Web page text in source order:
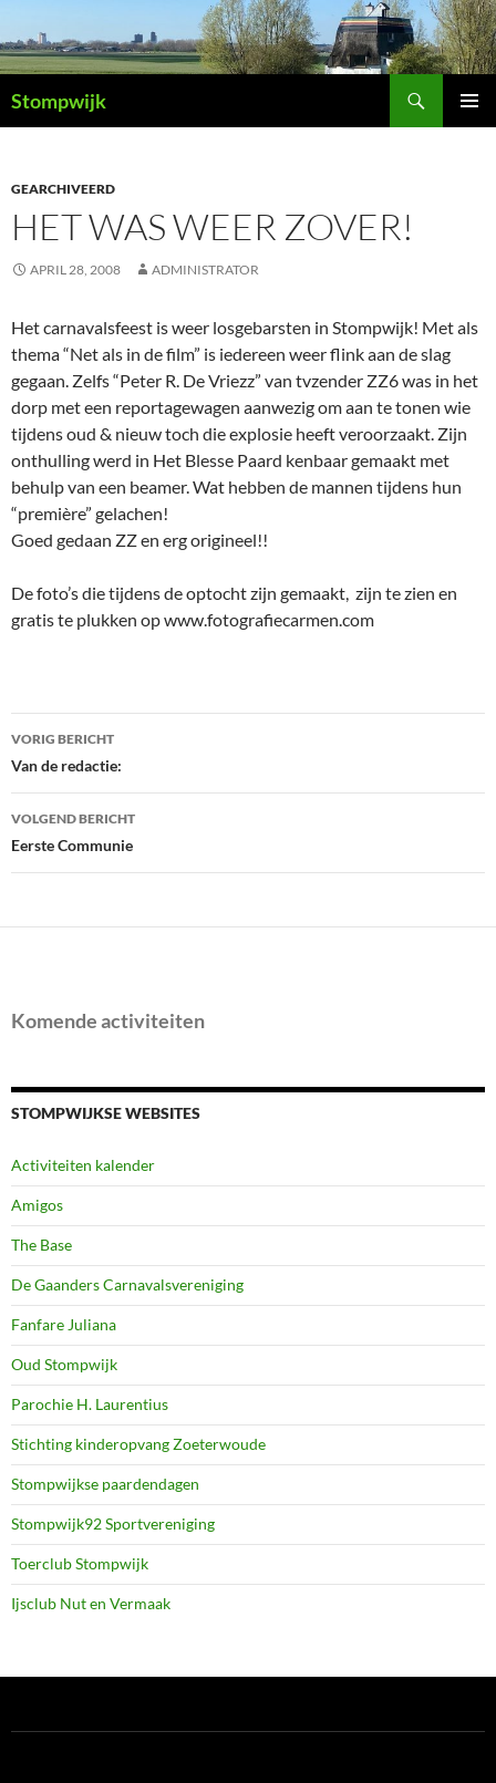
naar
de
inhoud
Stompwijk
GEARCHIVEERD
HET WAS WEER ZOVER!
APRIL 28, 2008 ADMINISTRATOR
Het carnavalsfeest is weer losgebarsten in Stompwijk! Met als
thema “Net als in de film” is iedereen weer flink aan de slag
gegaan. Zelfs “Peter R. De Vriezz” van tvzender ZZ6 was in het
dorp met een reportagewagen aanwezig om aan te tonen wie
tijdens oud & nieuw toch die explosie heeft veroorzaakt. Zijn
onthulling werd in Het Blesse Paard kenbaar gemaakt met
behulp van een beamer. Wat hebben de mannen tijdens hun
“première” gelachen!
Goed gedaan ZZ en erg origineel!!
De foto’s die tijdens de optocht zijn gemaakt, zijn te zien en
gratis te plukken op www.fotografiecarmen.com
Bericht
navigatie
VORIG BERICHT
Van de redactie:
VOLGEND BERICHT
Eerste Communie
Komende activiteiten
STOMPWIJKSE WEBSITES
Activiteiten kalender
Amigos
The Base
De Gaanders Carnavalsvereniging
Fanfare Juliana
Oud Stompwijk
Parochie H. Laurentius
Stichting kinderopvang Zoeterwoude
Stompwijkse paardendagen
Stompwijk92 Sportvereniging
Toerclub Stompwijk
Ijsclub Nut en Vermaak